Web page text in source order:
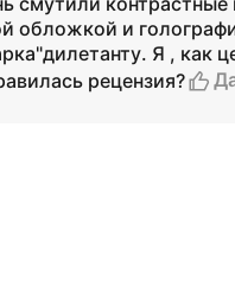
обложкой и
Я , как
рецензия?